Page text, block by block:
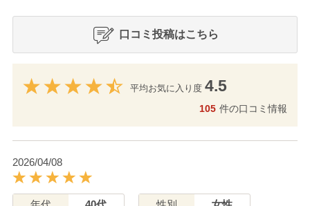
口コミ投稿はこちら
平均お気に入り度 4.5
105 件の口コミ情報
2026/04/08